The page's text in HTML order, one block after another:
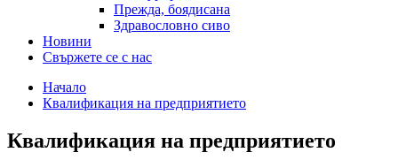
Прежда, боядисана
Здравословно сиво
Новини
Свържете се с нас
Начало
Квалификация на предприятието
Квалификация на предприятието